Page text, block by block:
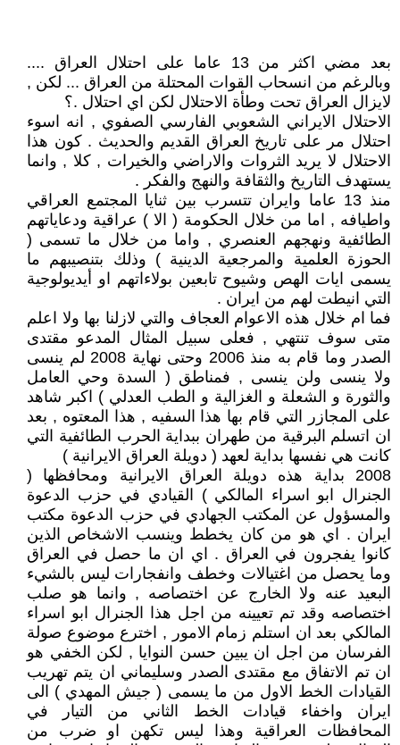
بعد مضي اكثر من 13 عاما على احتلال العراق ....
وبالرغم من انسحاب القوات المحتلة من العراق ... لكن ,
لايزال العراق تحت وطأة الاحتلال لكن اي احتلال .؟
الاحتلال الايراني الشعوبي الفارسي الصفوي , انه اسوء
احتلال مر على تاريخ العراق القديم والحديث . كون هذا
الاحتلال لا يريد الثروات والاراضي والخيرات , كلا , وانما
يستهدف التاريخ والثقافة والنهج والفكر .
منذ 13 عاما وايران تتسرب بين ثنايا المجتمع العراقي
واطيافه , اما من خلال الحكومة ( الا ) عراقية ودعاياتهم
الطائفية ونهجهم العنصري , واما من خلال ما تسمى (
الحوزة العلمية والمرجعية الدينية ) وذلك بتنصيبهم ما
يسمى ايات الهص وشيوح تابعين بولاءاتهم او أيديولوجية
التي انيطت لهم من ايران .
فما ام خلال هذه الاعوام العجاف والتي لازلنا بها ولا اعلم
متى سوف تنتهي , فعلى سبيل المثال المدعو مقتدى
الصدر وما قام به منذ 2006 وحتى نهاية 2008 لم ينسى
ولا ينسى ولن ينسى , فمناطق ( السدة وحي العامل
والثورة و الشعلة و الغزالية و الطب العدلي ) اكبر شاهد
على المجازر التي قام بها هذا السفيه , هذا المعتوه , بعد
ان اتسلم البرقية من طهران ببداية الحرب الطائفية التي
كانت هي نفسها بداية لعهد ( دويلة العراق الايرانية )
2008 بداية هذه دويلة العراق الايرانية ومحافظها (
الجنرال ابو اسراء المالكي ) القيادي في حزب الدعوة
والمسؤول عن المكتب الجهادي في حزب الدعوة مكتب
ايران . اي هو من كان يخطط وينسب الاشخاص الذين
كانوا يفجرون في العراق . اي ان ما حصل في العراق
وما يحصل من اغتيالات وخطف وانفجارات ليس بالشيء
البعيد عنه ولا الخارج عن اختصاصه , وانما هو صلب
اختصاصه وقد تم تعيينه من اجل هذا الجنرال ابو اسراء
المالكي بعد ان استلم زمام الامور , اخترع موضوع صولة
الفرسان من اجل ان يبين حسن النوايا , لكن الخفي هو
ان تم الاتفاق مع مقتدى الصدر وسليماني ان يتم تهريب
القيادات الخط الاول من ما يسمى ( جيش المهدي ) الى
ايران واخفاء قيادات الخط الثاني من التيار في
المحافظات العراقية وهذا ليس تكهن او ضرب من